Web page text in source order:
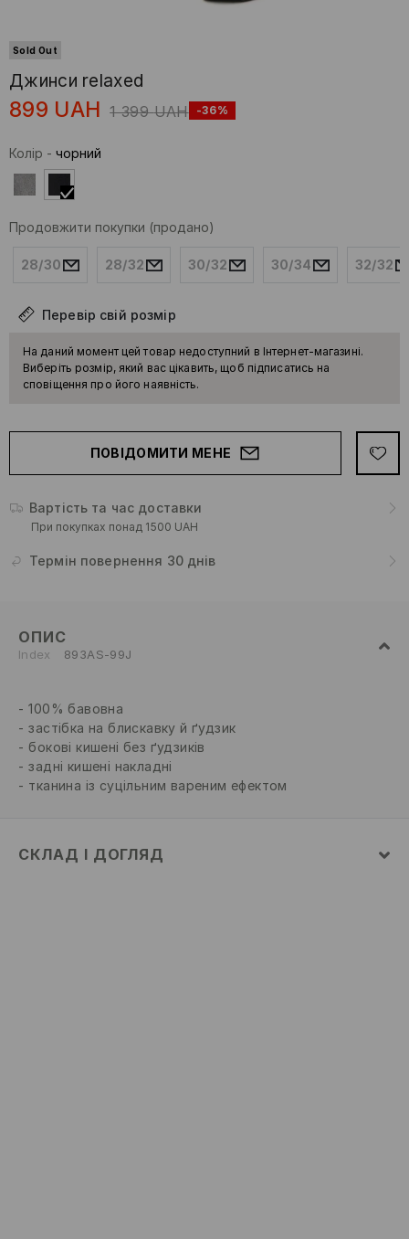
Sold Out
Джинси relaxed
899 UAH 1 399 UAH -36%
Колір - чорний
Продовжити покупки (продано)
28/30 28/32 30/32 30/34 32/32
Перевір свій розмір
На даний момент цей товар недоступний в Інтернет-магазині.
Виберіть розмір, який вас цікавить, щоб підписатись на
сповіщення про його наявність.
ПОВІДОМИТИ МЕНЕ
Вартість та час доставки
При покупках понад 1500 UAH
Термін повернення 30 днів
ОПИС
Index 893AS-99J
100% бавовна
застібка на блискавку й ґудзик
бокові кишені без ґудзиків
задні кишені накладні
тканина із суцільним вареним ефектом
СКЛАД І ДОГЛЯД